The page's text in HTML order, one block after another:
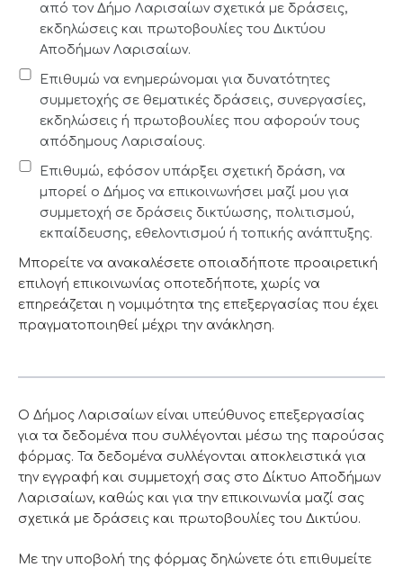
από τον Δήμο Λαρισαίων σχετικά με δράσεις,
εκδηλώσεις και πρωτοβουλίες του Δικτύου
Αποδήμων Λαρισαίων.
Επιθυμώ να ενημερώνομαι για δυνατότητες
συμμετοχής σε θεματικές δράσεις, συνεργασίες,
εκδηλώσεις ή πρωτοβουλίες που αφορούν τους
απόδημους Λαρισαίους.
Επιθυμώ, εφόσον υπάρξει σχετική δράση, να
μπορεί ο Δήμος να επικοινωνήσει μαζί μου για
συμμετοχή σε δράσεις δικτύωσης, πολιτισμού,
εκπαίδευσης, εθελοντισμού ή τοπικής ανάπτυξης.
Μπορείτε να ανακαλέσετε οποιαδήποτε προαιρετική
επιλογή επικοινωνίας οποτεδήποτε, χωρίς να
επηρεάζεται η νομιμότητα της επεξεργασίας που έχει
πραγματοποιηθεί μέχρι την ανάκληση.
Ο Δήμος Λαρισαίων είναι υπεύθυνος επεξεργασίας
για τα δεδομένα που συλλέγονται μέσω της παρούσας
φόρμας. Τα δεδομένα συλλέγονται αποκλειστικά για
την εγγραφή και συμμετοχή σας στο Δίκτυο Αποδήμων
Λαρισαίων, καθώς και για την επικοινωνία μαζί σας
σχετικά με δράσεις και πρωτοβουλίες του Δικτύου.
Με την υποβολή της φόρμας δηλώνετε ότι επιθυμείτε